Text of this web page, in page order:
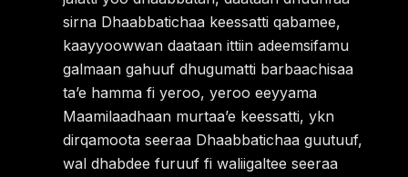
sirna Dhaabbatichaa keessatti qabamee,
kaayyoowwan daataan ittiin adeemsifamu
galmaan gahuuf dhugumatti barbaachisaa
taʼe hamma fi yeroo, yeroo eeyyama
Maamilaadhaan murtaaʼe keessatti, ykn
dirqamoota seeraa Dhaabbatichaa guutuuf,
wal dhabdee furuuf fi waliigaltee seeraa